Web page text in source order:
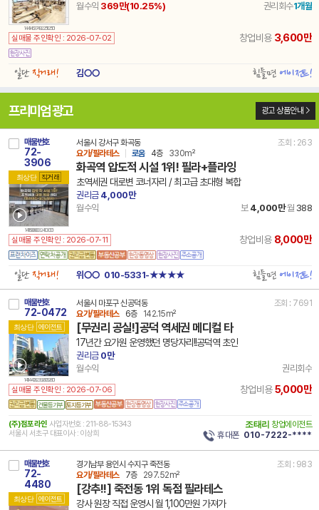
14 41463 7492 251125 101
월수익 369만(10.25%) 권리회수1개월
실매물 주인확인 : 2026-07-02 창업비용 3,600만
일단직거래! 김○○ 힘들면에이전트!
프리미엄 광고 광고 상품안내
매물번호
72-
3906
최상단 직거래
14 11500 8003 241030 101
서울시 강서구 화곡동
조회 : 263
요가/필라테스
로움 4층 330m²
화곡역 압도적 시설 1위! 필라+플라잉
초역세권 대로변 코너자리 / 최고급 초대형 복합
권리금4,000만
월수익
보 4,000만 월 388
실매물 주인확인 : 2026-07-11 창업비용 8,000만
일단직거래! 위○○ 010-5331-★★★★ 힘들면에이전트!
매물번호
72-0472
최상단 에이전트
14 11440 8239 260528 101
서울시 마포구 신공덕동
조회 : 7691
요가/필라테스
6층 142.15m²
[무권리 공실!]공덕 역세권 메디컬 타
17년간 요가원 운영했던 명당자리!!공덕역 초인
권리금0만
월수익
권리회수
실매물 주인확인 : 2026-07-06 창업비용5,000만
건물등기부 토지등기부
(주)점포라인 사업자번호 : 211-88-15343
서울시 서초구 대표이사 : 이상희
조태리 창업에이전트
휴대폰 010-7222-****
매물번호
72-
4480
최상단 에이전트
경기남부 용인시 수지구 죽전동
조회 : 983
요가/필라테스
7층 297.52m²
[강추!!] 죽전동 1위 독점 필라테스
강사 원장 직접 운영시 월 1,100만원 가져가